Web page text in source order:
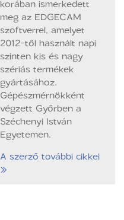
korában ismerkedett
meg az EDGECAM
szoftverrel, amelyet
2012-től használt napi
szinten kis és nagy
szériás termékek
gyártásához.
Gépészmérnökként
végzett Győrben a
Széchenyi István
Egyetemen.
A szerző további cikkei
»